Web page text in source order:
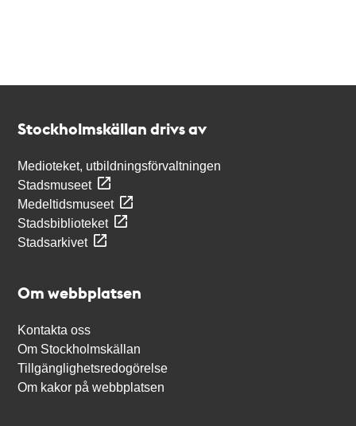
Stockholmskällan drivs av
Medioteket, utbildningsförvaltningen
Stadsmuseet
Medeltidsmuseet
Stadsbiblioteket
Stadsarkivet
Om webbplatsen
Kontakta oss
Om Stockholmskällan
Tillgänglighetsredogörelse
Om kakor på webbplatsen